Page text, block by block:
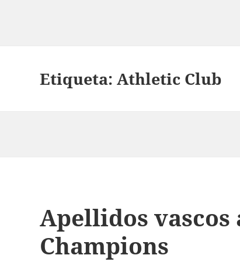
Etiqueta:Athletic Club
Apellidos vascos
Champions